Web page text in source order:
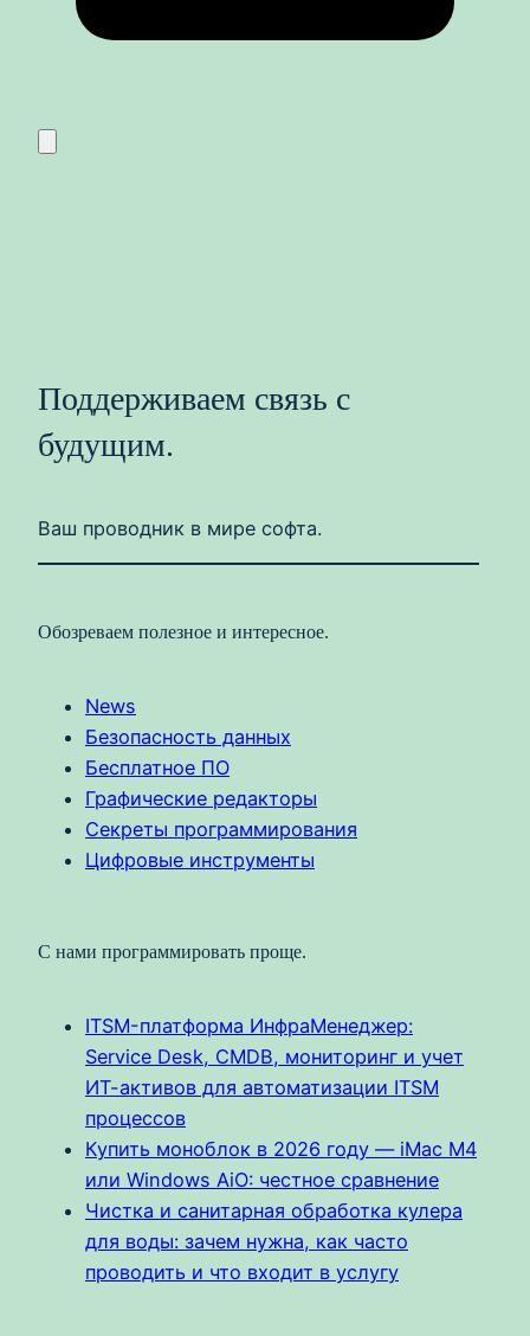
Поддерживаем связь с
будущим.
Ваш проводник в мире софта.
Обозреваем полезное и интересное.
News
Безопасность данных
Бесплатное ПО
Графические редакторы
Секреты программирования
Цифровые инструменты
С нами программировать проще.
ITSM-платформа ИнфраМенеджер:
Service Desk, CMDB, мониторинг и учет
ИТ-активов для автоматизации ITSM
процессов
Купить моноблок в 2026 году — iMac M4
или Windows AiO: честное сравнение
Чистка и санитарная обработка кулера
для воды: зачем нужна, как часто
проводить и что входит в услугу